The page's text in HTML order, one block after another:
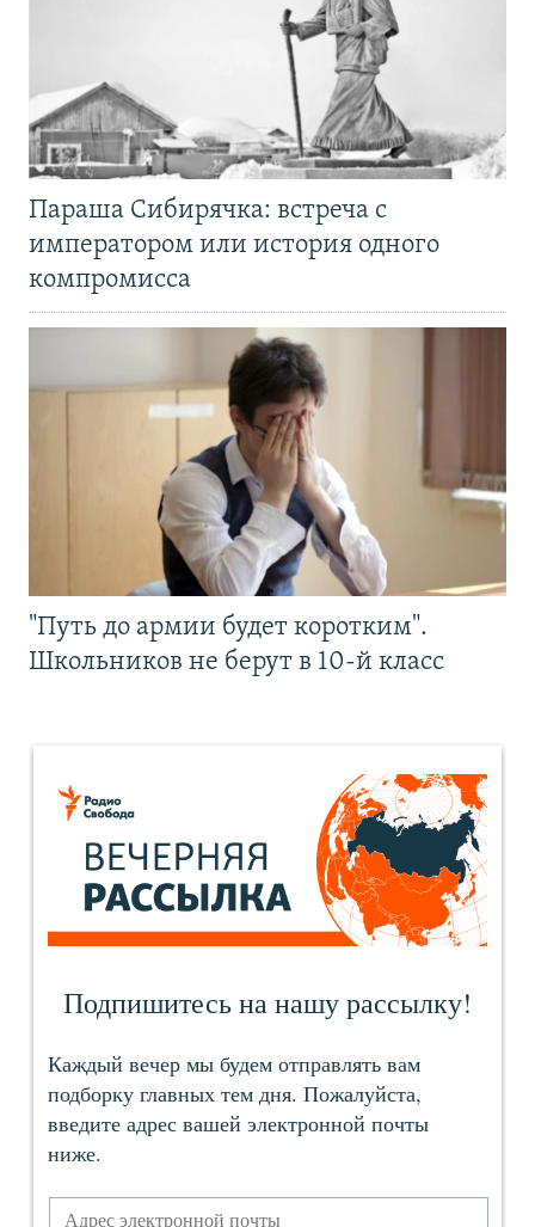
Параша Сибирячка: встреча с
императором или история одного
компромисса
"Путь до армии будет коротким".
Школьников не берут в 10-й класс